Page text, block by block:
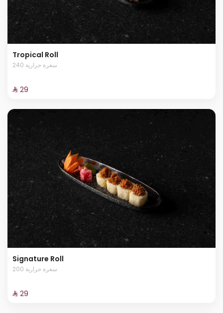
Tropical Roll
240 سعرة حرارية
⁨⁦‪‬ 29⁩
Signature Roll
200 سعرة حرارية
⁨⁦‪‬ 29⁩